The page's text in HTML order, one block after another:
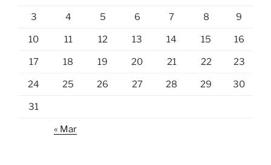
3 4 5 6 7 8 9
10 11 12 13 14 15 16
17 18 19 20 21 22 23
24 25 26 27 28 29 30
31
« Mar